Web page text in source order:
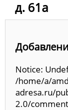
д. 61а
Notice:
/home/a/
adresa.ru/
2.0/